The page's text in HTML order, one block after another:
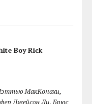
Boy Rick
МакКонахи,
Джейсон Ли, Брюс